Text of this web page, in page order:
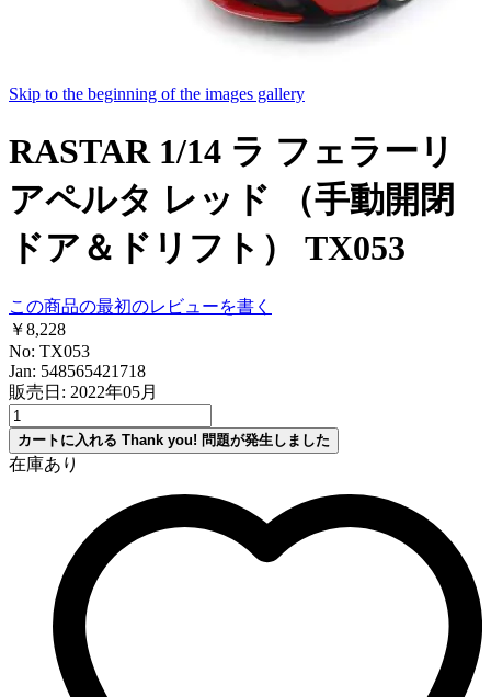
Skip to the beginning of the images gallery
RASTAR 1/14 ラ フェラーリ
アペルタ レッド （手動開閉
ドア＆ドリフト） TX053
この商品の最初のレビューを書く
￥8,228
No: TX053
Jan: 548565421718
販売日: 2022年05月
カートに入れる Thank you! 問題が発生しました
在庫あり